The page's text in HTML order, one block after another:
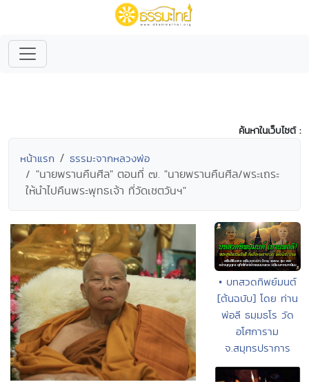
ค้นหาในเว็บไซต์ :
หน้าแรก ธรรมะจากหลวงพ่อ
"นายพรานคืนศีล" ตอนที่ ๗. "นายพรานคืนศีล/พระเถระ
ให้นำไปคืนพระพุทธเจ้า ที่วัดเชตวันฯ"
• บทสวดทิพย์มนต์
[ต้นฉบับ] โดย ท่าน
พ่อลี ธมฺมธโร วัด
อโศการาม
จ.สมุทรปราการ